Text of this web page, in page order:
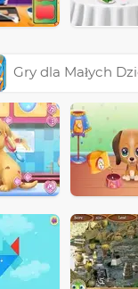
Gry dla Małych